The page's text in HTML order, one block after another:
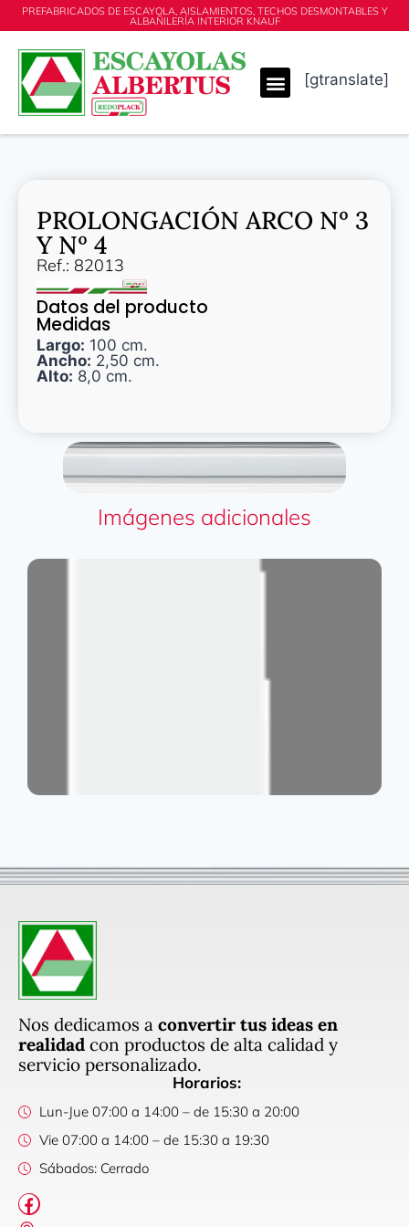
PREFABRICADOS DE ESCAYOLA, AISLAMIENTOS, TECHOS DESMONTABLES Y
ALBAÑILERÍA INTERIOR KNAUF
[gtranslate]
Imágenes adicionales
PROLONGACIÓN ARCO Nº 3
Y Nº 4
Ref.: 82013
Datos del producto
Medidas
Largo: 100 cm.
Ancho: 2,50 cm.
Alto: 8,0 cm.
Nos dedicamos a convertir tus ideas en
realidad con productos de alta calidad y
servicio personalizado.
Horarios:
Lun-Jue 07:00 a 14:00 – de 15:30 a 20:00
Vie 07:00 a 14:00 – de 15:30 a 19:30
Sábados: Cerrado